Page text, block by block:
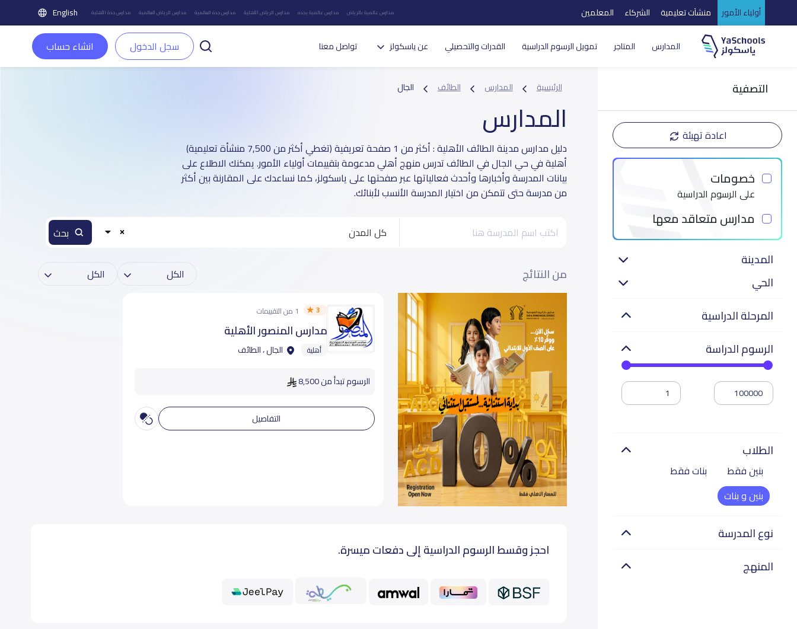
أولياء الأمور منشآت تعليمية الشركاء المعلمين مدارس عالمية بالرياض مدارس عالمية بجده مدارس الرياض الأهلية مدارس جدة العالمية مدارس الرياض العالمية مدارس جدة الأهلية English
المدارس المتاجر تمويل الرسوم الدراسية القدرات والتحصيلي عن ياسكولز تواصل معنا سجل الدخول انشاء حساب
التصفية
اعادة تهيئة
خصومات
على الرسوم الدراسية
مدارس متعاقد معها
المدينة
الحي
المرحلة الدراسية
الرسوم الدراسة
الطلاب
بنين فقط
بنات فقط
بنين و بنات
نوع المدرسة
المنهج
الرئيسية المدارس الطائف الجال
المدارس
دليل مدارس مدينة الطائف الأهلية : أكثر من 1 صفحة تعريفية (تغطي أكثر من 7,500 منشأة تعليمية)
أهلية في حي الجال في الطائف تدرس منهج أهلي مدعومة بتقييمات أولياء الأمور. يمكنك الاطلاع على
بيانات المدرسة وأخبارها وأحدث فعالياتها عبر صفحتها على ياسكولز، كما نساعدك على المقارنة بين أكثر
من مدرسة حتى تتمكن من اختيار المدرسة الأنسب لأبنائك.
كل المدن
من النتائج
3 1 من التقييمات
مدارس المنصور الأهلية
أهلية الجال ، الطائف
الرسوم تبدأ من 8,500
التفاصيل
احجز وقسط الرسوم الدراسية إلى دفعات ميسرة.